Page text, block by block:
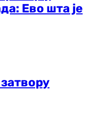
Ево шта је